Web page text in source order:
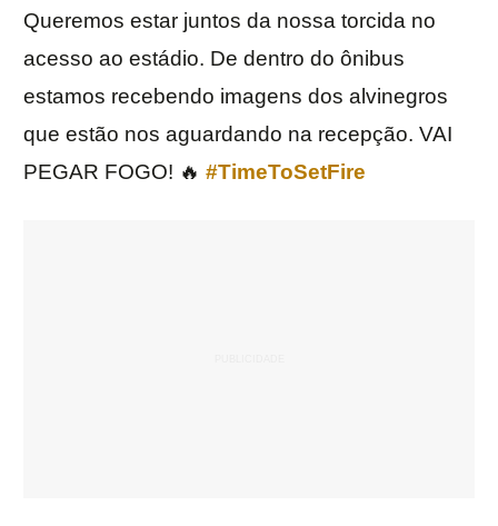
Queremos estar juntos da nossa torcida no
acesso ao estádio. De dentro do ônibus
estamos recebendo imagens dos alvinegros
que estão nos aguardando na recepção. VAI
PEGAR FOGO! 🔥 #TimeToSetFire